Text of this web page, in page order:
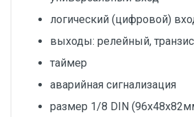
логический (цифровой)
выходы: релейный,
таймер
аварийная сигнализация
размер 1/8 DIN